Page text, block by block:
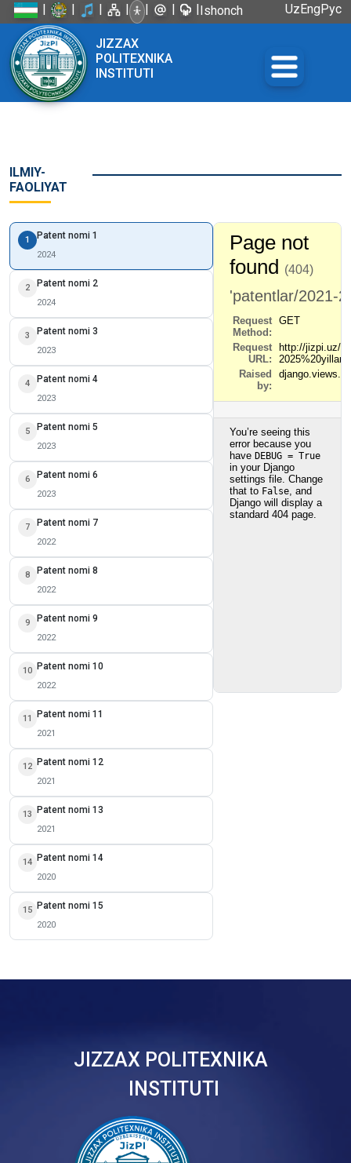
| | | | | | |Ishonch
UzEngРус
JIZZAX
POLITEXNIKA
INSTITUTI
ILMIY-
FAOLIYAT
1 Patent nomi 1
2024
2 Patent nomi 2
2024
3 Patent nomi 3
2023
4 Patent nomi 4
2023
5 Patent nomi 5
2023
6 Patent nomi 6
2023
7 Patent nomi 7
2022
8 Patent nomi 8
2022
9 Patent nomi 9
2022
10 Patent nomi 10
2022
11 Patent nomi 11
2021
12 Patent nomi 12
2021
13 Patent nomi 13
2021
14 Patent nomi 14
2020
15 Patent nomi 15
2020
JIZZAX POLITEXNIKA
INSTITUTI